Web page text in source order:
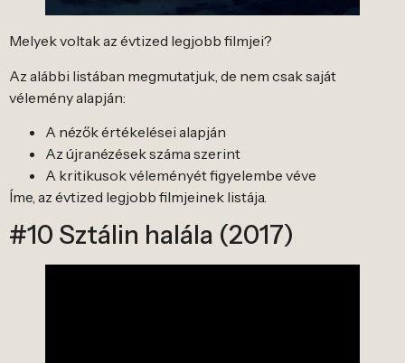
Melyek voltak az évtized legjobb filmjei?
Az alábbi listában megmutatjuk, de nem csak saját
vélemény alapján:
A nézők értékelései alapján
Az újranézések száma szerint
A kritikusok véleményét figyelembe véve
Íme, az évtized legjobb filmjeinek listája.
#10 Sztálin halála (2017)